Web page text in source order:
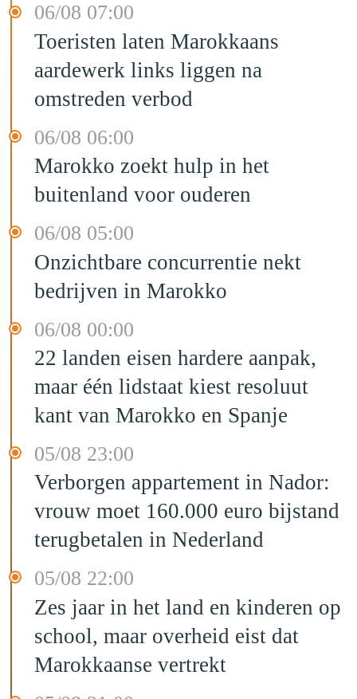
06/08 07:00
Toeristen laten Marokkaans
aardewerk links liggen na
omstreden verbod
06/08 06:00
Marokko zoekt hulp in het
buitenland voor ouderen
06/08 05:00
Onzichtbare concurrentie nekt
bedrijven in Marokko
06/08 00:00
22 landen eisen hardere aanpak,
maar één lidstaat kiest resoluut
kant van Marokko en Spanje
05/08 23:00
Verborgen appartement in Nador:
vrouw moet 160.000 euro bijstand
terugbetalen in Nederland
05/08 22:00
Zes jaar in het land en kinderen op
school, maar overheid eist dat
Marokkaanse vertrekt